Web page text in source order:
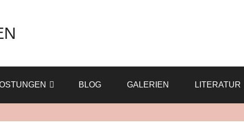
BLOG GALERIEN LITERATUR